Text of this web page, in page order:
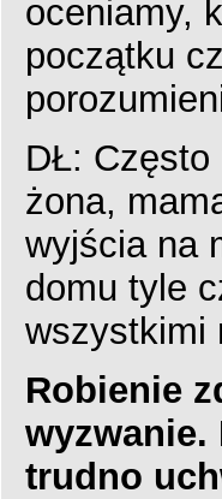
oceniamy,
początku
DŁ:
żona,
wyjścia na
domu tyle
wszystkimi
Robienie
wyzwanie.
trudno